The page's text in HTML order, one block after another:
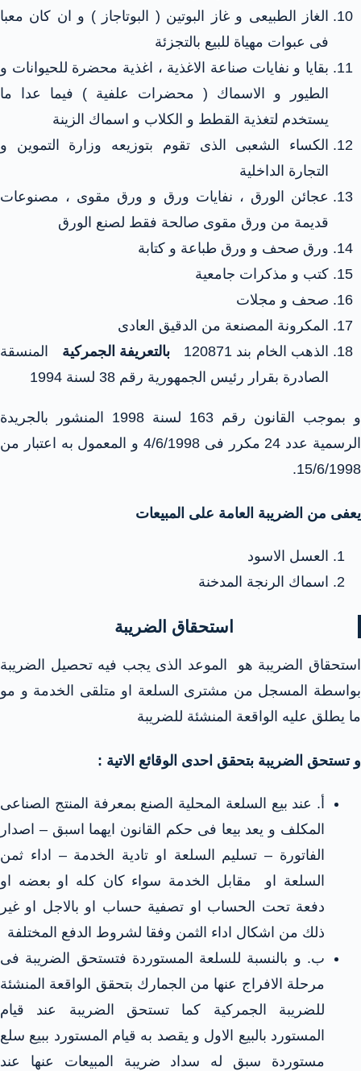
الغاز الطبيعى و غاز البوتين ( البوتاجاز ) و ان كان معبا
فى عبوات مهياة للبيع بالتجزئة
بقايا و نفايات صناعة الاغذية ، اغذية محضرة للحيوانات و
الطيور و الاسماك ( محضرات علفية ) فيما عدا ما
يستخدم لتغذية القطط و الكلاب و اسماك الزينة
الكساء الشعبى الذى تقوم بتوزيعه وزارة التموين و
التجارة الداخلية
عجائن الورق ، نفايات ورق و ورق مقوى ، مصنوعات
قديمة من ورق مقوى صالحة فقط لصنع الورق
ورق صحف و ورق طباعة و كتابة
كتب و مذكرات جامعية
صحف و مجلات
المكرونة المصنعة من الدقيق العادى
الذهب الخام بند 120871
بالتعريفة الجمركية
المنسقة
الصادرة بقرار رئيس الجمهورية رقم 38 لسنة 1994
و بموجب القانون رقم 163 لسنة 1998 المنشور بالجريدة
الرسمية عدد 24 مكرر فى 4/6/1998 و المعمول به اعتبار من
15/6/1998.
يعفى من الضريبة العامة على المبيعات
العسل الاسود
اسماك الرنجة المدخنة
استحقاق الضريبة
استحقاق الضريبة هو الموعد الذى يجب فيه تحصيل الضريبة
بواسطة المسجل من مشترى السلعة او متلقى الخدمة و مو
ما يطلق عليه الواقعة المنشئة للضريبة
و تستحق الضريبة بتحقق احدى الوقائع الاتية :
أ‌. عند بيع السلعة المحلية الصنع بمعرفة المنتج الصناعى
المكلف و يعد بيعا فى حكم القانون ايهما اسبق – اصدار
الفاتورة – تسليم السلعة او تادية الخدمة – اداء ثمن
السلعة او مقابل الخدمة سواء كان كله او بعضه او
دفعة تحت الحساب او تصفية حساب او بالاجل او غير
ذلك من اشكال اداء الثمن وفقا لشروط الدفع المختلفة
ب‌. و بالنسبة للسلعة المستوردة فتستحق الضريبة فى
مرحلة الافراج عنها من الجمارك بتحقق الواقعة المنشئة
للضريبة الجمركية كما تستحق الضريبة عند قيام
المستورد بالبيع الاول و يقصد به قيام المستورد ببيع سلع
مستوردة سبق له سداد ضريبة المبيعات عنها عند